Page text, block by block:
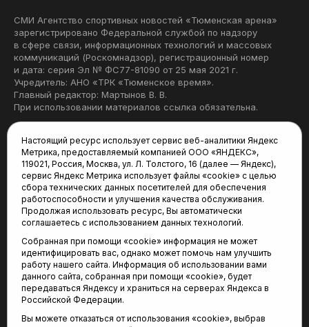
СМИ Агентство спортивных новостей «Тюменская арена»
зарегистрировано Федеральной службой по надзору
в сфере связи, информационных технологий и массовых
коммуникаций (Роскомнадзор), регистрационный номер
и дата: серия Эл № ФС77-81090 от 25 мая 2021 г.
Учредитель: АНО «ТРК «Тюменское время».
Главный редактор: Мартынов В. В.
При использовании материалов ссылка обязательна.
Редакция:
625035, Тюмень, пр. Геологоразведчиков, 28А
(3452) 68-22-28
tum-arena@mail.ru
Отдел продаж:
(3452) 68-89-78
kotovaev@sibinformburo.ru
Настоящий ресурс использует сервис веб-аналитики Яндекс
Метрика, предоставляемый компанией ООО «ЯНДЕКС»,
119021, Россия, Москва, ул. Л. Толстого, 16 (далее — Яндекс),
сервис Яндекс Метрика использует файлы «cookie» с целью
сбора технических данных посетителей для обеспечения
работоспособности и улучшения качества обслуживания.
Продолжая использовать ресурс, Вы автоматически
соглашаетесь с использованием данных технологий.
Собранная при помощи «cookie» информация не может
идентифицировать вас, однако может помочь нам улучшить
работу нашего сайта. Информация об использовании вами
данного сайта, собранная при помощи «cookie», будет
передаваться Яндексу и храниться на серверах Яндекса в
Российской Федерации.
Вы можете отказаться от использования «cookie», выбрав